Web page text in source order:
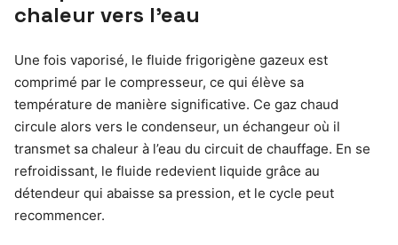
chaleur vers l’eau
Une fois vaporisé, le fluide frigorigène gazeux est
comprimé par le compresseur, ce qui élève sa
température de manière significative. Ce gaz chaud
circule alors vers le condenseur, un échangeur où il
transmet sa chaleur à l’eau du circuit de chauffage. En se
refroidissant, le fluide redevient liquide grâce au
détendeur qui abaisse sa pression, et le cycle peut
recommencer.